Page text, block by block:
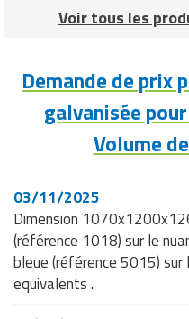
232 L - Charge
Voir tous les
Demande de prix
galvanisée
Volume
03/11/2025
Dimension
(référence 1018) sur le
bleue (référence 5015) sur
equivalents .